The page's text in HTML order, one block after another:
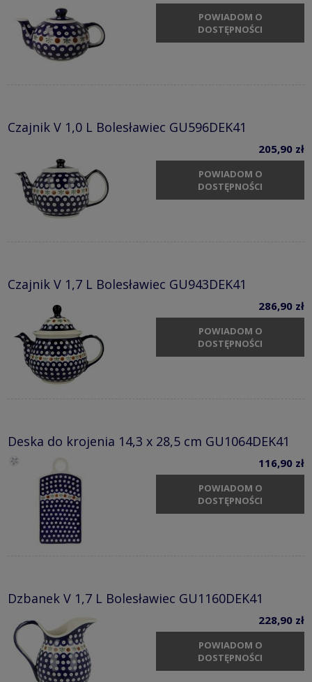
POWIADOM O
DOSTĘPNOŚCI
Czajnik V 1,0 L Bolesławiec GU596DEK41
205,90 zł
POWIADOM O
DOSTĘPNOŚCI
Czajnik V 1,7 L Bolesławiec GU943DEK41
286,90 zł
POWIADOM O
DOSTĘPNOŚCI
Deska do krojenia 14,3 x 28,5 cm GU1064DEK41
116,90 zł
POWIADOM O
DOSTĘPNOŚCI
Dzbanek V 1,7 L Bolesławiec GU1160DEK41
228,90 zł
POWIADOM O
DOSTĘPNOŚCI